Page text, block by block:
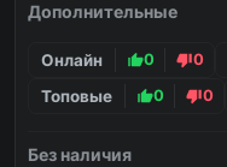
Дополнительные
Онлайн 0 0
Топовые 0 0
Без наличия